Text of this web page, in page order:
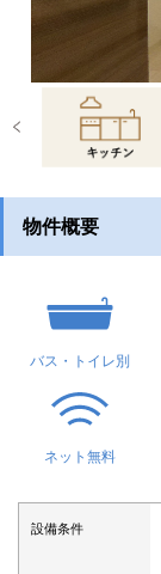
物件概要
バス・トイレ別
ネット無料
設備条件